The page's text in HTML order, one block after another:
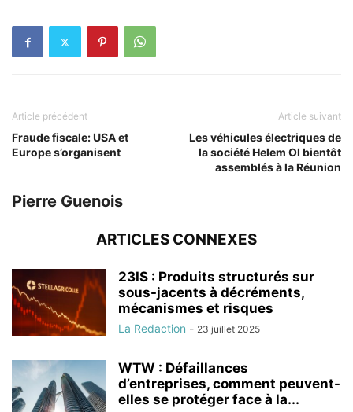
Article précédent
Fraude fiscale: USA et
Europe s’organisent
Article suivant
Les véhicules électriques de
la société Helem OI bientôt
assemblés à la Réunion
Pierre Guenois
ARTICLES CONNEXES
23IS : Produits structurés sur
sous-jacents à décréments,
mécanismes et risques
La Redaction - 23 juillet 2025
WTW : Défaillances
d’entreprises, comment peuvent-
elles se protéger face à la...